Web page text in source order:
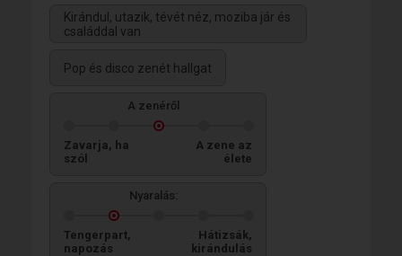
Kirándul, utazik, tévét néz, moziba jár és
családdal van
Pop és disco zenét hallgat
A zenéről
Zavarja, ha
szól
A zene az
élete
Nyaralás:
Tengerpart,
napozás
Hátizsák,
kirándulás